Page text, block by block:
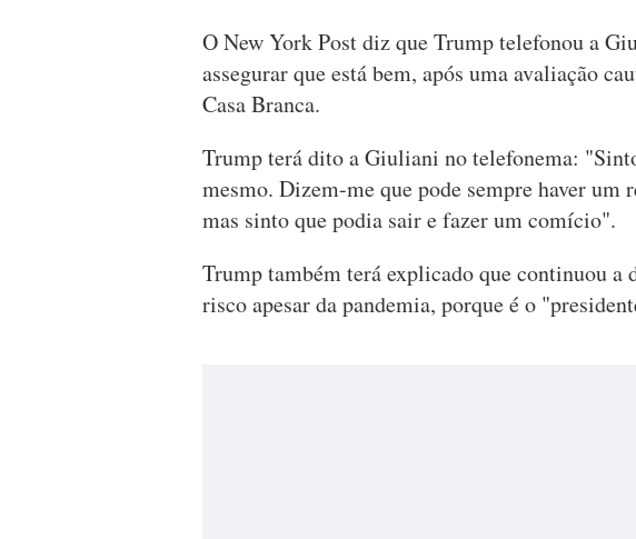
O New York Post diz que Trump telefonou a
assegurar que está bem, após uma avaliação
Casa Branca.
Trump terá dito a Giuliani no telefonema:
mesmo. Dizem-me que pode sempre haver um
mas sinto que podia sair e fazer um comício".
Trump também terá explicado que continuou a
risco apesar da pandemia, porque é o